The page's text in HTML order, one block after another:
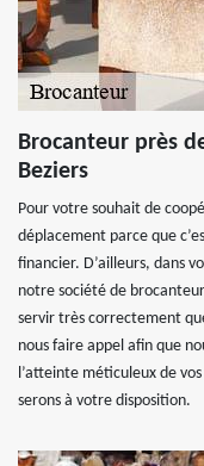
Brocanteur près
Beziers
Pour votre souhait de
déplacement parce que
financier. D’ailleurs, dans
notre société de
servir très correctement
nous faire appel afin que
l’atteinte méticuleux de
serons à votre disposition.